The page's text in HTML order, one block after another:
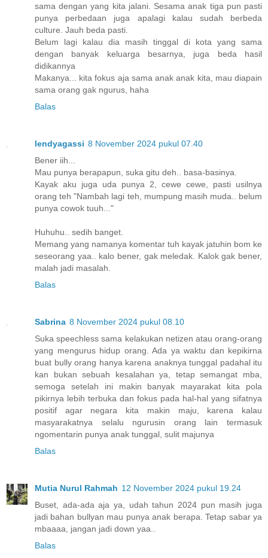
sama dengan yang kita jalani. Sesama anak tiga pun pasti
punya perbedaan juga apalagi kalau sudah berbeda
culture. Jauh beda pasti.
Belum lagi kalau dia masih tinggal di kota yang sama
dengan banyak keluarga besarnya, juga beda hasil
didikannya
Makanya... kita fokus aja sama anak anak kita, mau diapain
sama orang gak ngurus, haha
Balas
lendyagassi 8 November 2024 pukul 07.40
Bener iih...
Mau punya berapapun, suka gitu deh.. basa-basinya.
Kayak aku juga uda punya 2, cewe cewe, pasti usilnya
orang teh "Nambah lagi teh, mumpung masih muda.. belum
punya cowok tuuh..."
Huhuhu.. sedih banget.
Memang yang namanya komentar tuh kayak jatuhin bom ke
seseorang yaa.. kalo bener, gak meledak. Kalok gak bener,
malah jadi masalah.
Balas
Sabrina 8 November 2024 pukul 08.10
Suka speechless sama kelakukan netizen atau orang-orang
yang mengurus hidup orang. Ada ya waktu dan kepikirna
buat bully orang hanya karena anaknya tunggal padahal itu
kan bukan sebuah kesalahan ya, tetap semangat mba,
semoga setelah ini makin banyak mayarakat kita pola
pikirnya lebih terbuka dan fokus pada hal-hal yang sifatnya
positif agar negara kita makin maju, karena kalau
masyarakatnya selalu ngurusin orang lain termasuk
ngomentarin punya anak tunggal, sulit majunya
Balas
Mutia Nurul Rahmah 12 November 2024 pukul 19.24
Buset, ada-ada aja ya, udah tahun 2024 pun masih juga
jadi bahan bullyan mau punya anak berapa. Tetap sabar ya
mbaaaa, jangan jadi down yaa..
Balas